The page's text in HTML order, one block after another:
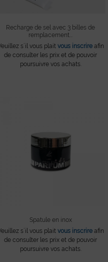
Recharge de sel avec 3 billes de
remplacement...
s´il vous plait vous inscrireafin
de consulter les prix et de pouvoir
poursuivre vos achats.
Spatule en inox
s´il vous plait vous inscrireafin
de consulter les prix et de pouvoir
poursuivre vos achats.